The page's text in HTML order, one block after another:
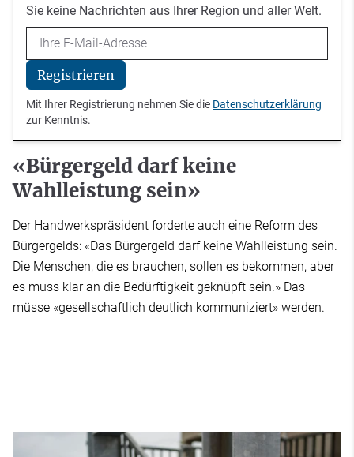
Sie keine Nachrichten aus Ihrer Region und aller Welt.
Email
Registrieren
Mit Ihrer Registrierung nehmen Sie die Datenschutzerklärung
zur Kenntnis.
«Bürgergeld darf keine
Wahlleistung sein»
Der Handwerkspräsident forderte auch eine Reform des
Bürgergelds: «Das Bürgergeld darf keine Wahlleistung sein.
Die Menschen, die es brauchen, sollen es bekommen, aber
es muss klar an die Bedürftigkeit geknüpft sein.» Das
müsse «gesellschaftlich deutlich kommuniziert» werden.